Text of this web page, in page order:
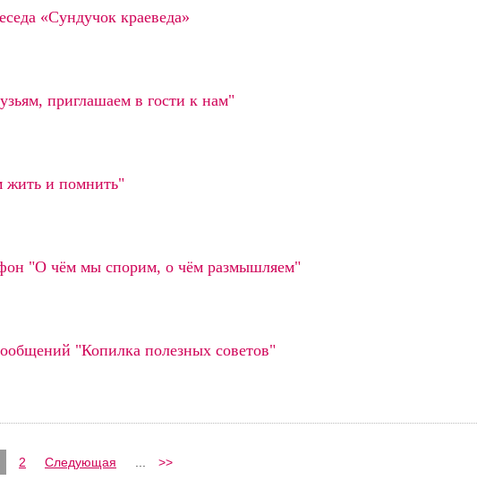
«Сундучок краеведа»
приглашаем в гости к нам"
жить и помнить"
"О чём мы спорим, о чём размышляем"
"Копилка полезных советов"
2 Следующая >>